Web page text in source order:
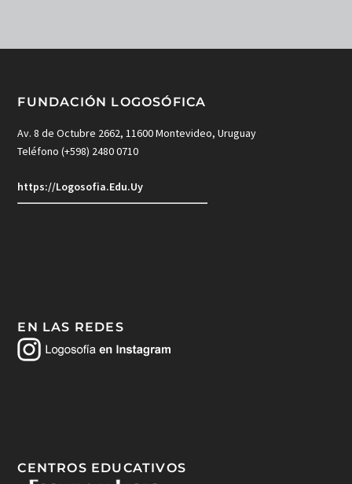
FUNDACIÓN LOGOSÓFICA
Av. 8 de Octubre 2662, 11600 Montevideo, Uruguay
Teléfono (+598) 2480 0710
https://Logosofia.Edu.Uy
EN LAS REDES
CENTROS EDUCATIVOS